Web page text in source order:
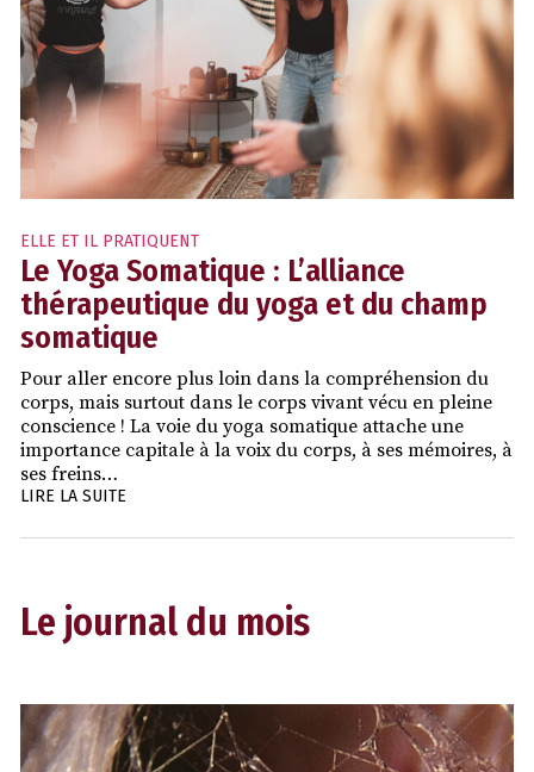
ELLE ET IL PRATIQUENT
Le Yoga Somatique : L’alliance
thérapeutique du yoga et du champ
somatique
Pour aller encore plus loin dans la compréhension du
corps, mais surtout dans le corps vivant vécu en pleine
conscience ! La voie du yoga somatique attache une
importance capitale à la voix du corps, à ses mémoires, à
ses freins…
LIRE LA SUITE
Le journal du mois